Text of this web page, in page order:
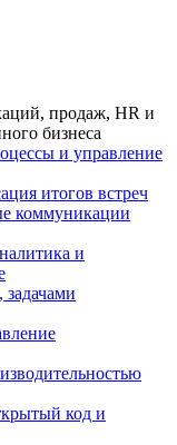
продаж, HR и
бизнеса
и управление
итогов встреч
коммуникации
и
код и